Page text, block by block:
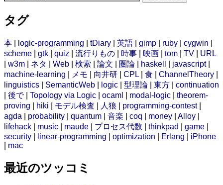
タグ
本 logic-programming tDiary 英語 gimp ruby cygwin
scheme
gtk quiz 流行りもの 時事 映画 tom TV
URL
w3m ネタ Web 検索 論文 圏論 haskell javascript|
machine-learning
メモ 向井研 CPL 食 ChannelTheory
linguistics
SemanticWeb logic 型理論 東方
continuation
後で| Topology via Logic ocaml modal-logic
theorem-
proving
hiki モデル検査 人狼 programming-contest|
agda
probability quantum 音楽 coq money Alloy
lifehack
music maude プロセス代数 thinkpad game
security
linear-programming optimization Erlang
iPhone
mac
最近のツッコミ